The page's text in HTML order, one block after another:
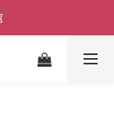
用。